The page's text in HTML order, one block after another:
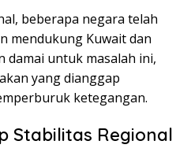
beberapa negara telah
mendukung Kuwait dan
damai untuk masalah ini,
yang dianggap
ketegangan.
Stabilitas Regional